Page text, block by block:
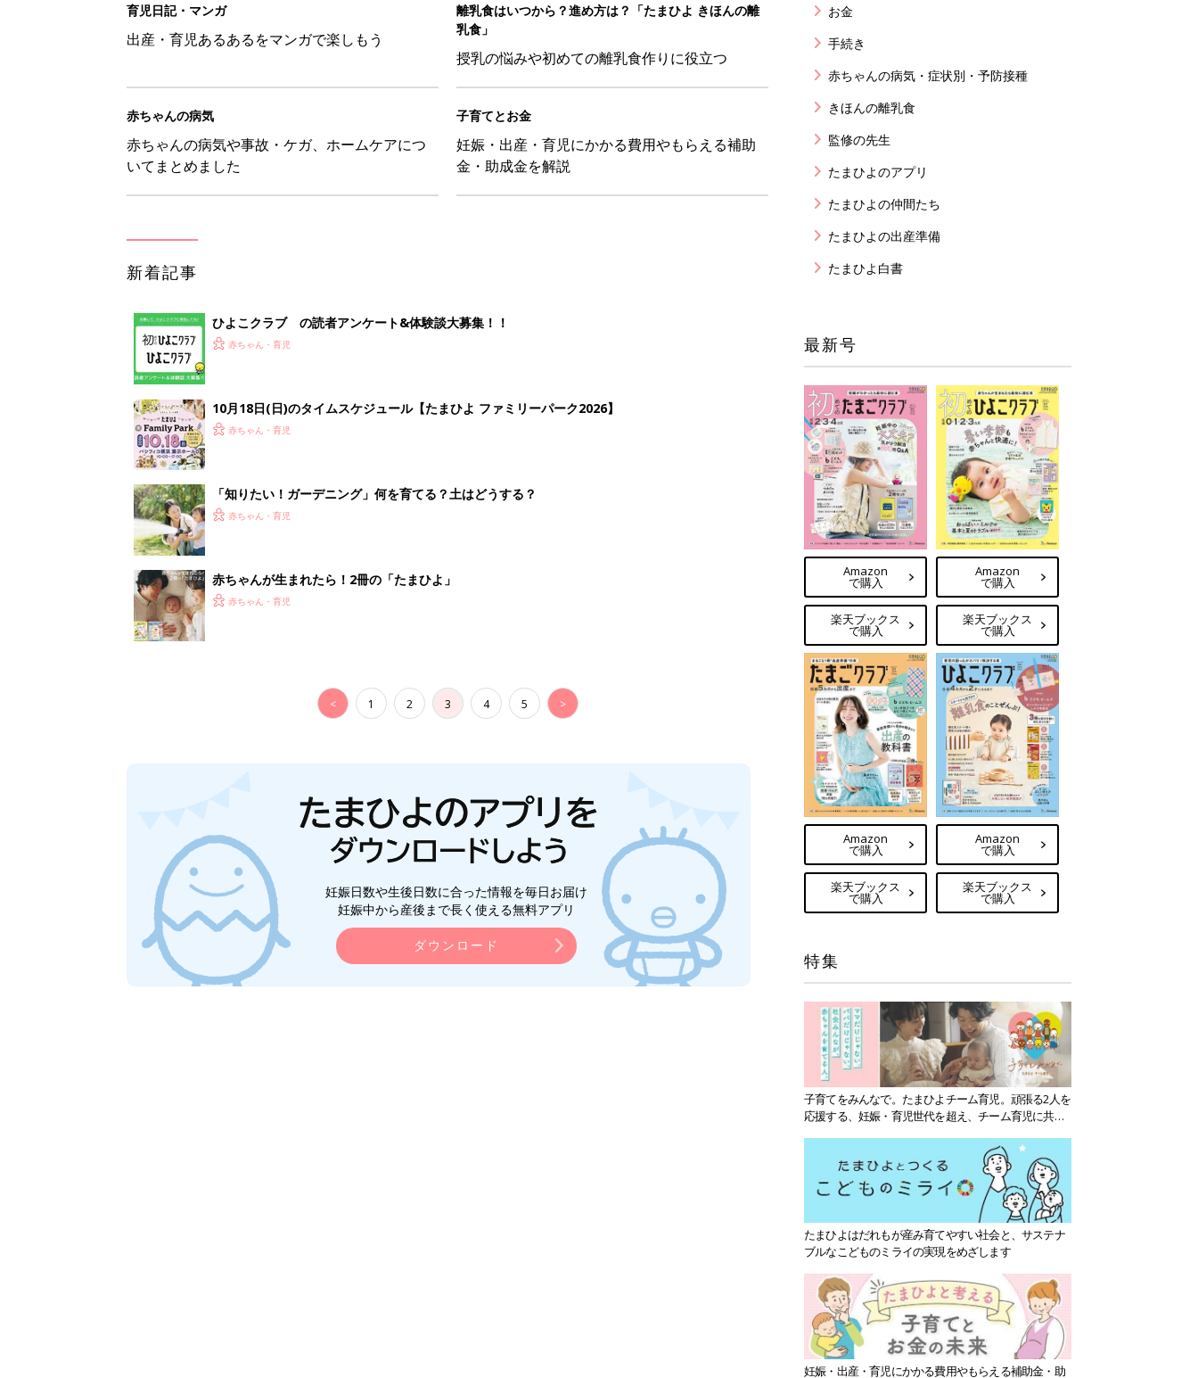
育児日記・マンガ
出産・育児あるあるをマンガで楽しもう
離乳食はいつから？進め方は？「たまひよ きほんの離
乳食」
授乳の悩みや初めての離乳食作りに役立つ
赤ちゃんの病気
赤ちゃんの病気や事故・ケガ、ホームケアにつ
いてまとめました
子育てとお金
妊娠・出産・育児にかかる費用やもらえる補助
金・助成金を解説
新着記事
ひよこクラブ の読者アンケート&体験談大募集！！
赤ちゃん・育児
10月18日(日)のタイムスケジュール【たまひよ ファミリーパーク2026】
赤ちゃん・育児
「知りたい！ガーデニング」何を育てる？土はどうする？
赤ちゃん・育児
赤ちゃんが生まれたら！2冊の「たまひよ」
赤ちゃん・育児
< 1 2 3 4 5 >
妊娠日数や生後日数に合った情報を毎日お届け
妊娠中から産後まで長く使える無料アプリ
ダウンロード
お金
手続き
赤ちゃんの病気・症状別・予防接種
きほんの離乳食
監修の先生
たまひよのアプリ
たまひよの仲間たち
たまひよの出産準備
たまひよ白書
最新号
Amazon
で購入
楽天ブックス
で購入
Amazon
で購入
楽天ブックス
で購入
Amazon
で購入
楽天ブックス
で購入
Amazon
で購入
楽天ブックス
で購入
特集
子育てをみんなで。たまひよチーム育児。頑張る2人を
応援する、妊娠・育児世代を超え、チーム育児に共感
たまひよはだれもが産み育てやすい社会と、サステナ
ブルなこどものミライの実現をめざします
妊娠・出産・育児にかかる費用やもらえる補助金・助